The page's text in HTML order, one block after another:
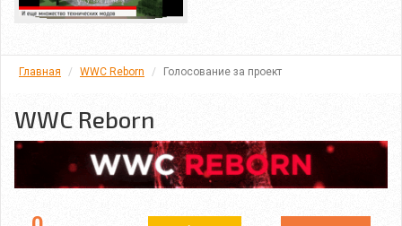
Главная WWC Reborn Голосование за проект
WWC Reborn